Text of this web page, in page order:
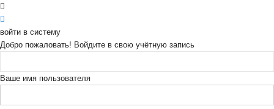
войти в систему
Добро пожаловать! Войдите в свою учётную запись
Ваше имя пользователя